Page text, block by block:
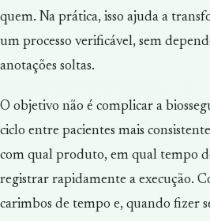
quem. Na prática, isso ajuda a
um processo verificável, sem
anotações soltas.
O objetivo não é complicar a
ciclo entre pacientes mais
com qual produto, em qual tempo
registrar rapidamente a execução.
carimbos de tempo e, quando fizer